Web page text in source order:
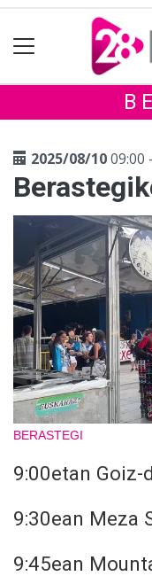
2025/08/1009:00
BERASTEGI
9:00etan Goiz-
9:30ean Meza
9:45ean